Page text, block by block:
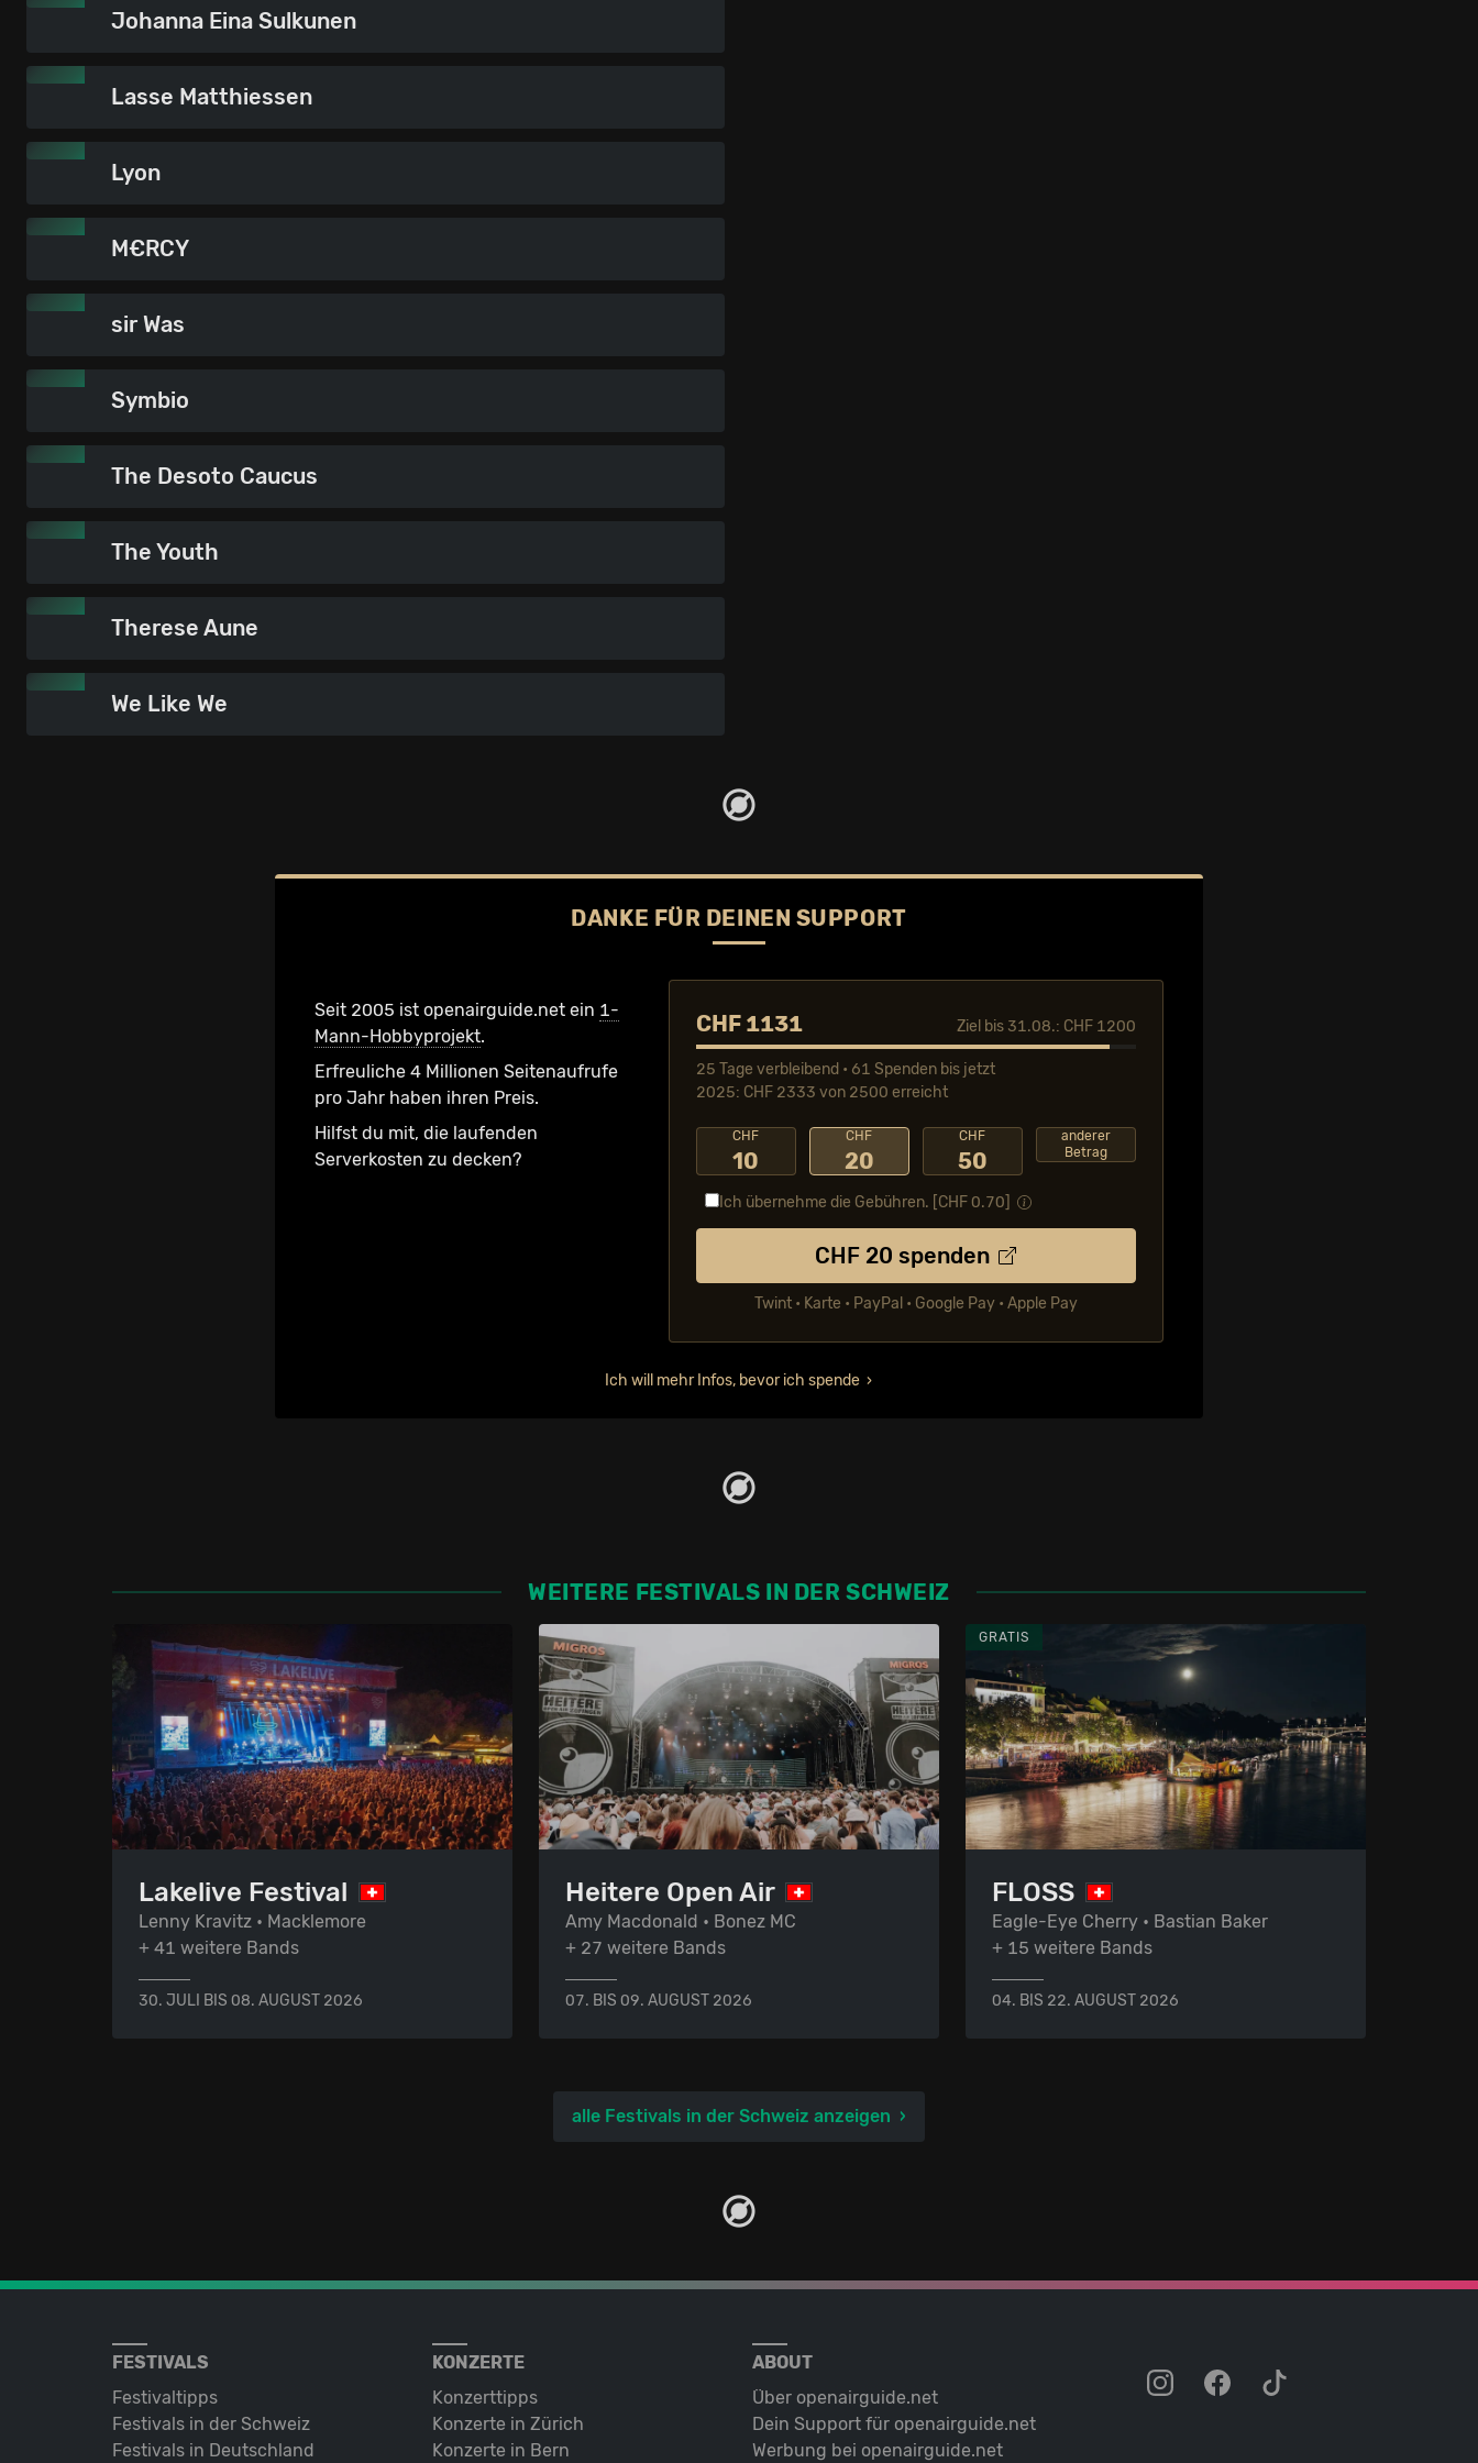
Johanna Eina Sulkunen
Lasse Matthiessen
Lyon
M€RCY
sir Was
Symbio
The Desoto Caucus
The Youth
Therese Aune
We Like We
DANKE FÜR DEINEN SUPPORT
Seit 2005 ist openairguide.net ein 1-
Mann-Hobbyprojekt.
Erfreuliche 4 Millionen Seiten­aufrufe
pro Jahr haben ihren Preis.
Hilfst du mit, die laufenden
Serverkosten zu decken?
CHF 1131 Ziel bis 31.08.: CHF 1200
25 Tage verbleibend • 61 Spenden bis jetzt
2025: CHF 2333 von 2500 erreicht
CHF
10
CHF
20
CHF
50
anderer
Betrag
Ich übernehme die Gebühren. [CHF0.70
CHF 20 spenden
Twint • Karte • PayPal • Google Pay • Apple Pay
Ich will mehr Infos, bevor ich spende
WEITERE FESTIVALS IN DER SCHWEIZ
Lakelive Festival
Lenny Kravitz • Macklemore
+ 41 weitere Bands
30. JULI BIS 08. AUGUST 2026
Heitere Open Air
Amy Macdonald • Bonez MC
+ 27 weitere Bands
07. BIS 09. AUGUST 2026
GRATIS
FLOSS
Eagle-Eye Cherry • Bastian Baker
+ 15 weitere Bands
04. BIS 22. AUGUST 2026
alle Festivals in der Schweiz anzeigen
FESTIVALS
Festivaltipps
Festivals in der Schweiz
Festivals in Deutschland
KONZERTE
Konzerttipps
Konzerte in Zürich
Konzerte in Bern
ABOUT
Über openairguide.net
Dein Support für openairguide.net
Werbung bei openairguide.net